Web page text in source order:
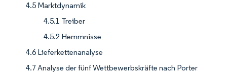
4.5 Marktdynamik
4.5.1 Treiber
4.5.2 Hemmnisse
4.6 Lieferkettenanalyse
4.7 Analyse der fünf Wettbewerbskräfte nach Porter